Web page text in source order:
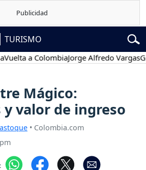
TURISMO
a ColombiaJorge Alfredo Vargas
Mágico:
y valor de ingreso
• Colombia.com